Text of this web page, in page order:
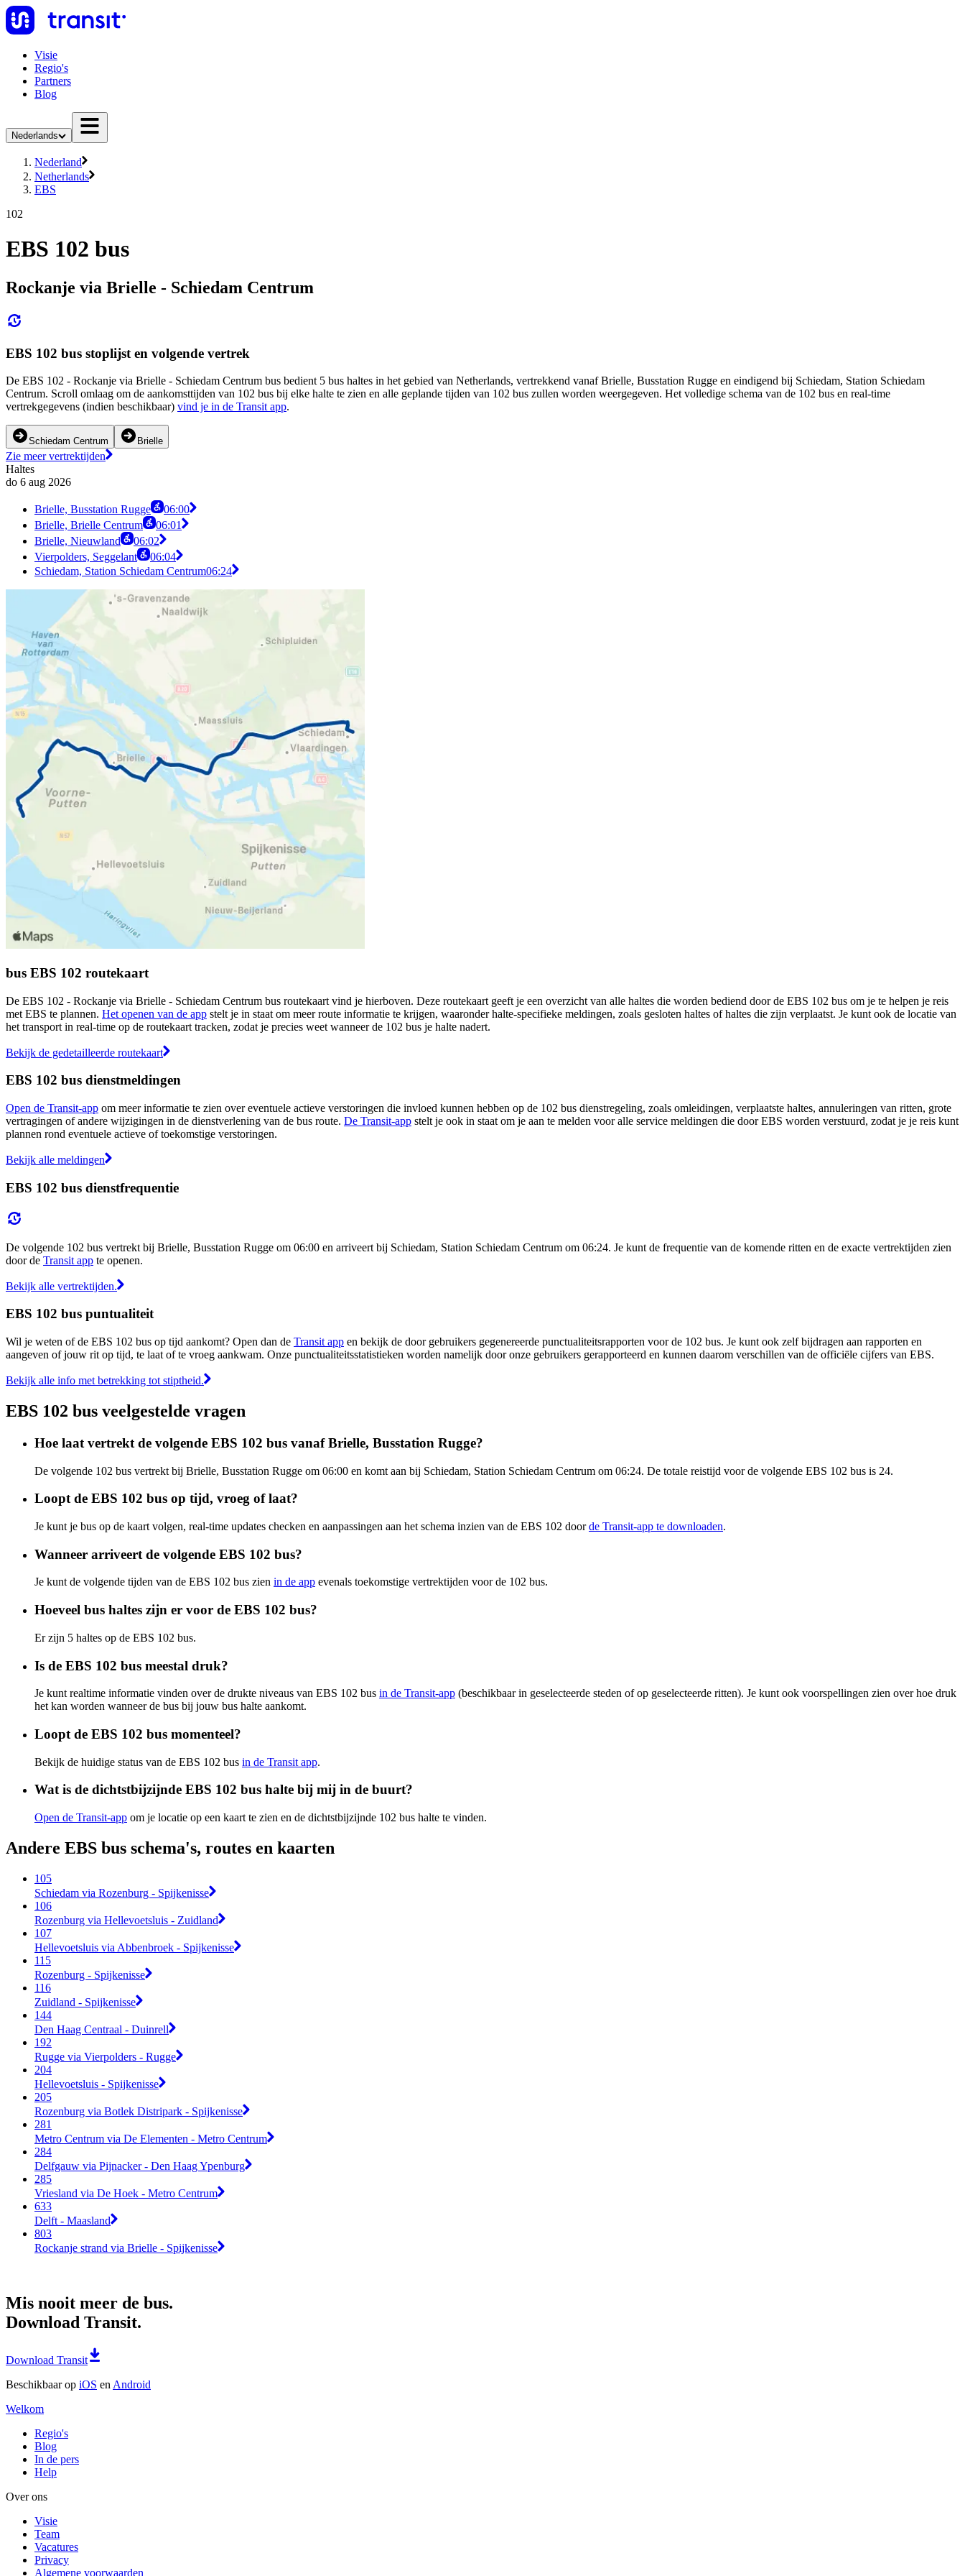
Visie
Regio's
Partners
Blog
Nederlands
Nederland
Netherlands
EBS
102
EBS 102 bus
Rockanje via Brielle - Schiedam Centrum
EBS 102 bus stoplijst en volgende vertrek
De EBS 102 - Rockanje via Brielle - Schiedam Centrum bus bedient 5 bus haltes in het gebied van Netherlands, vertrekkend vanaf Brielle, Busstation Rugge en eindigend bij Schiedam, Station Schiedam
Centrum. Scroll omlaag om de aankomsttijden van 102 bus bij elke halte te zien en alle geplande tijden van 102 bus zullen worden weergegeven. Het volledige schema van de 102 bus en real-time
vertrekgegevens (indien beschikbaar) vind je in de Transit app.
Schiedam Centrum Brielle
Zie meer vertrektijden
Haltes
do 6 aug 2026
Brielle, Busstation Rugge
06:00
Brielle, Brielle Centrum
06:01
Brielle, Nieuwland
06:02
Vierpolders, Seggelant
06:04
Schiedam, Station Schiedam Centrum06:24
bus EBS 102 routekaart
De EBS 102 - Rockanje via Brielle - Schiedam Centrum bus routekaart vind je hierboven. Deze routekaart geeft je een overzicht van alle haltes die worden bediend door de EBS 102 bus om je te helpen je reis
met EBS te plannen. Het openen van de app stelt je in staat om meer route informatie te krijgen, waaronder halte-specifieke meldingen, zoals gesloten haltes of haltes die zijn verplaatst. Je kunt ook de locatie van
het transport in real-time op de routekaart tracken, zodat je precies weet wanneer de 102 bus je halte nadert.
Bekijk de gedetailleerde routekaart
EBS 102 bus dienstmeldingen
Open de Transit-app om meer informatie te zien over eventuele actieve verstoringen die invloed kunnen hebben op de 102 bus dienstregeling, zoals omleidingen, verplaatste haltes, annuleringen van ritten, grote
vertragingen of andere wijzigingen in de dienstverlening van de bus route. De Transit-app stelt je ook in staat om je aan te melden voor alle service meldingen die door EBS worden verstuurd, zodat je je reis kunt
plannen rond eventuele actieve of toekomstige verstoringen.
Bekijk alle meldingen
EBS 102 bus dienstfrequentie
De volgende 102 bus vertrekt bij Brielle, Busstation Rugge om 06:00 en arriveert bij Schiedam, Station Schiedam Centrum om 06:24. Je kunt de frequentie van de komende ritten en de exacte vertrektijden zien
door de Transit app te openen.
Bekijk alle vertrektijden.
EBS 102 bus puntualiteit
Wil je weten of de EBS 102 bus op tijd aankomt? Open dan de Transit app en bekijk de door gebruikers gegenereerde punctualiteitsrapporten voor de 102 bus. Je kunt ook zelf bijdragen aan rapporten en
aangeven of jouw rit op tijd, te laat of te vroeg aankwam. Onze punctualiteitsstatistieken worden namelijk door onze gebruikers gerapporteerd en kunnen daarom verschillen van de officiële cijfers van EBS.
Bekijk alle info met betrekking tot stiptheid.
EBS 102 bus veelgestelde vragen
Hoe laat vertrekt de volgende EBS 102 bus vanaf Brielle, Busstation Rugge?
De volgende 102 bus vertrekt bij Brielle, Busstation Rugge om 06:00 en komt aan bij Schiedam, Station Schiedam Centrum om 06:24. De totale reistijd voor de volgende EBS 102 bus is 24.
Loopt de EBS 102 bus op tijd, vroeg of laat?
Je kunt je bus op de kaart volgen, real-time updates checken en aanpassingen aan het schema inzien van de EBS 102 doorde Transit-app te downloaden.
Wanneer arriveert de volgende EBS 102 bus?
Je kunt de volgende tijden van de EBS 102 bus zien in de app evenals toekomstige vertrektijden voor de 102 bus.
Hoeveel bus haltes zijn er voor de EBS 102 bus?
Er zijn 5 haltes op de EBS 102 bus.
Is de EBS 102 bus meestal druk?
Je kunt realtime informatie vinden over de drukte niveaus van EBS 102 bus in de Transit-app (beschikbaar in geselecteerde steden of op geselecteerde ritten). Je kunt ook voorspellingen zien over hoe druk
het kan worden wanneer de bus bij jouw bus halte aankomt.
Loopt de EBS 102 bus momenteel?
Bekijk de huidige status van de EBS 102 bus in de Transit app.
Wat is de dichtstbijzijnde EBS 102 bus halte bij mij in de buurt?
Open de Transit-app om je locatie op een kaart te zien en de dichtstbijzijnde 102 bus halte te vinden.
Andere EBS bus schema's, routes en kaarten
105
Schiedam via Rozenburg - Spijkenisse
106
Rozenburg via Hellevoetsluis - Zuidland
107
Hellevoetsluis via Abbenbroek - Spijkenisse
115
Rozenburg - Spijkenisse
116
Zuidland - Spijkenisse
144
Den Haag Centraal - Duinrell
192
Rugge via Vierpolders - Rugge
204
Hellevoetsluis - Spijkenisse
205
Rozenburg via Botlek Distripark - Spijkenisse
281
Metro Centrum via De Elementen - Metro Centrum
284
Delfgauw via Pijnacker - Den Haag Ypenburg
285
Vriesland via De Hoek - Metro Centrum
633
Delft - Maasland
803
Rockanje strand via Brielle - Spijkenisse
Mis nooit meer de bus.
Download Transit.
Download Transit
Beschikbaar op iOS en Android
Welkom
Regio's
Blog
In de pers
Help
Over ons
Visie
Team
Vacatures
Privacy
Algemene voorwaarden